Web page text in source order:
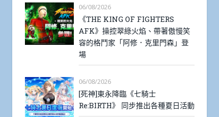
06/08/2026
《THE KING OF FIGHTERS
AFK》操控翠綠火焰、帶著傲慢笑
容的格鬥家「阿修．克里門森」登
場
06/08/2026
[死神]東永降臨《七騎士
Re:BIRTH》 同步推出各種夏日活動